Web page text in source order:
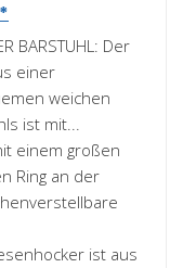
BARSTUHL: Der
einer
weichen
ist mit...
einem großen
Ring an der
ist aus